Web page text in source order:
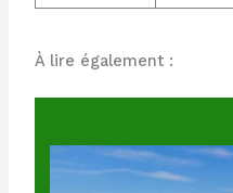
À lire également :